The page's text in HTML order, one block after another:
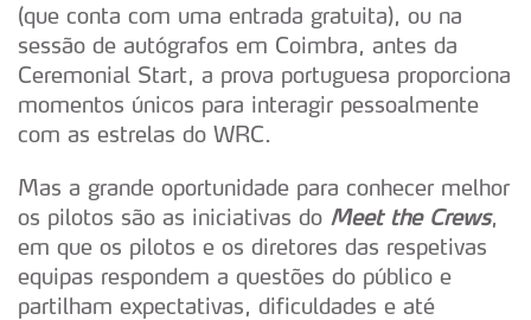
(que conta com uma entrada gratuita), ou na
sessão de autógrafos em Coimbra, antes da
Ceremonial Start, a prova portuguesa proporciona
momentos únicos para interagir pessoalmente
com as estrelas do WRC.
Mas a grande oportunidade para conhecer melhor
os pilotos são as iniciativas do Meet the Crews,
em que os pilotos e os diretores das respetivas
equipas respondem a questões do público e
partilham expectativas, dificuldades e até